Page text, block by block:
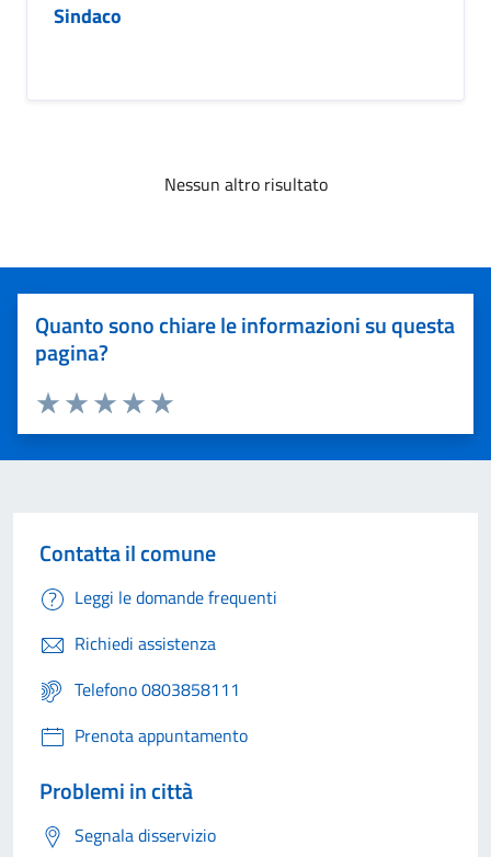
Sindaco
Nessun altro risultato
Quanto sono chiare le informazioni su questa
pagina?
Valuta 5 stelle su 5
Valuta 4 stelle su 5
Valuta 3 stelle su 5
Valuta 2 stelle su 5
Valuta 1 stelle su 5
Contatta il comune
Leggi le domande frequenti
Richiedi assistenza
Telefono 0803858111
Prenota appuntamento
Problemi in città
Segnala disservizio